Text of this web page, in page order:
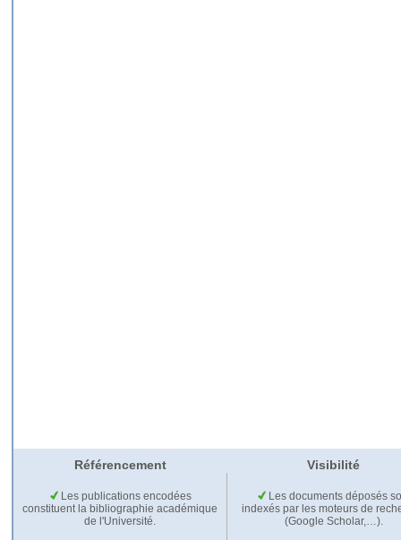
Référencement Visibilité
Les publications encodées
constituent la bibliographie académique
de l'Université.
Les documents déposés
indexés par les moteurs de
(Google Scholar,…).